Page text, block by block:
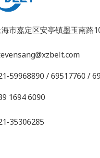
市嘉定区安亭镇墨玉南路
59968890 / 69517760 /
1694 6090
35306285